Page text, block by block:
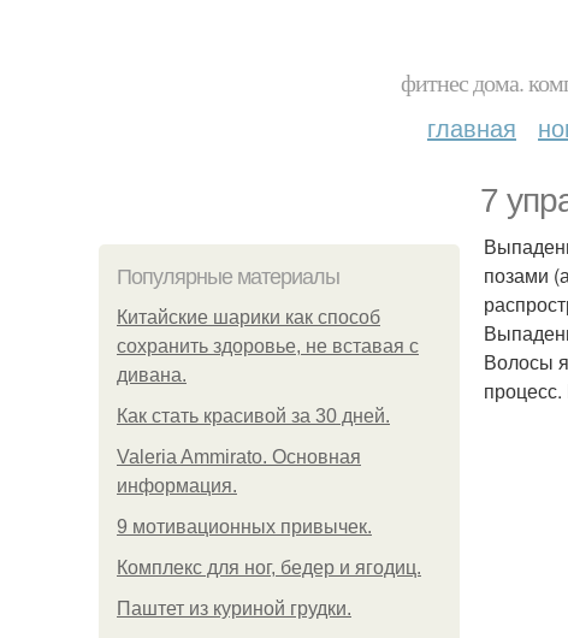
фитнес дома.
главная
7
Популярные материалы
Китайские шарики как способ
сохранить здоровье, не вставая с
дивана.
Как стать красивой за 30 дней.
Valeria Ammirato. Основная
информация.
9 мотивационных привычек.
Комплекс для ног, бедер и ягодиц.
Паштет из куриной грудки.
позами
Волосы